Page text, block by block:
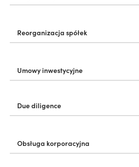
Reorganizacja spółek
Umowy inwestycyjne
Due diligence
Obsługa korporacyjna